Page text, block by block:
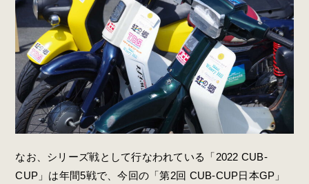
なお、シリーズ戦として行なわれている「2022 CUB-
CUP」は年間5戦で、今回の「第2回 CUB-CUP日本GP」